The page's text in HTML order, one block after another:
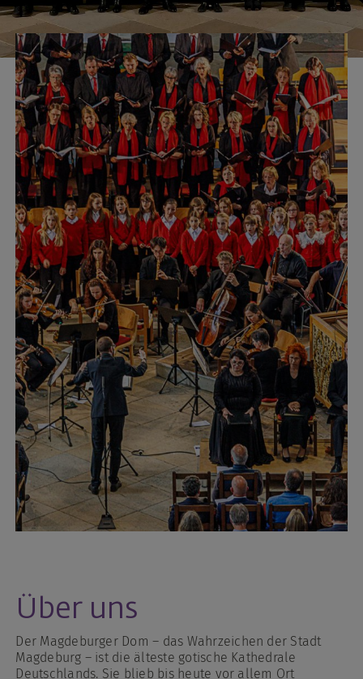
Personen
Fördern & Unterstützen
Über uns
Der Magdeburger Dom – das Wahrzeichen der Stadt
Magdeburg – ist die älteste gotische Kathedrale
Deutschlands. Sie blieb bis heute vor allem Ort